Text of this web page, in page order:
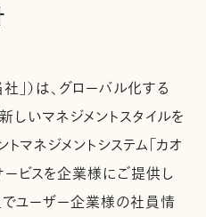
」）は、グローバル化する
いマネジメントスタイルを
マネジメントシステム「カオ
ービスを企業様にご提供し
でユーザー企業様の社員情